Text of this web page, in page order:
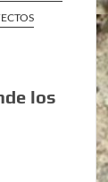
los